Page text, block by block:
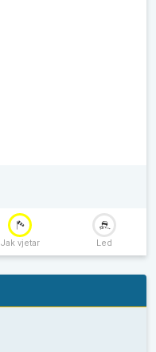
Jak vjetar Led